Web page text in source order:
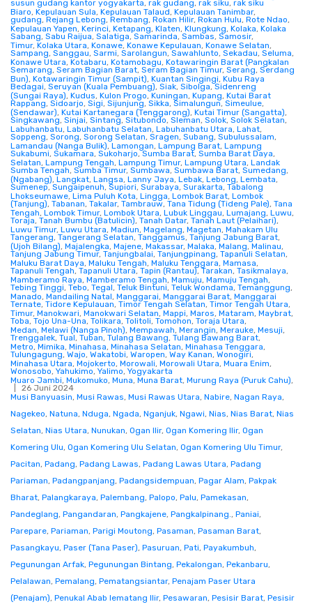
susun gudang kantor yogyakarta, rak gudang, rak siku, rak siku
gudang, Rejang Lebong, Rembang, Rokan Hilir, Rokan Hulu, Rote Ndao,
Sabang, Sabu Raijua, Salatiga, Samarinda, Sambas, Samosir,
Sampang, Sanggau, Sarmi, Sarolangun, Sawahlunto, Sekadau, Seluma,
Semarang, Seram Bagian Barat, Seram Bagian Timur, Serang, Serdang
Bedagai, Seruyan (Kuala Pembuang), Siak, Sibolga,Sidenreng
Rappang, Sidoarjo, Sigi, Sijunjung, Sikka, Simalungun, Simeulue,
Singkawang, Sinjai, Sintang, Situbondo, Sleman, Solok, Solok Selatan,
Soppeng, Sorong, Sorong Selatan, Sragen, Subang, Subulussalam,
Sukabumi, Sukamara, Sukoharjo,Sumba Barat, Sumba Barat Daya,
Sumba Tengah, Sumba Timur, Sumbawa, Sumbawa Barat, Sumedang,
Sumenep, Sungaipenuh, Supiori, Surabaya, Surakarta, Tabalong
(Tanjung), Tabanan, Takalar, Tambrauw, Tana Tidung (Tideng Pale), Tana
Toraja, Tanah Bumbu (Batulicin), Tanah Datar, Tanah Laut (Pelaihari),
Tangerang, Tangerang Selatan, Tanggamus, Tanjung Jabung Barat,
Tanjung Jabung Timur, Tanjungbalai, Tanjungpinang, Tapanuli Selatan,
Tapanuli Tengah, Tapanuli Utara, Tapin (Rantau),Tarakan, Tasikmalaya,
Tebing Tinggi, Tebo, Tegal, Teluk Bintuni, Teluk Wondama, Temanggung,
Ternate, Tidore Kepulauan, Timor Tengah Selatan, Timor Tengah Utara,
Toba, Tojo Una-Una, Tolikara, Tolitoli, Tomohon, Toraja Utara,
Trenggalek, Tual, Tuban, Tulang Bawang, Tulang Bawang Barat,
Tulungagung, Wajo, Wakatobi, Waropen, Way Kanan, Wonogiri,
Wonosobo, Yahukimo, Yalimo, Yogyakarta
26 Juni 2024
Biaro, Kepulauan Sula, Kepulauan Talaud, Kepulauan Tanimbar,
Kepulauan Yapen, Kerinci, Ketapang, Klaten, Klungkung, Kolaka, Kolaka
Timur, Kolaka Utara, Konawe, Konawe Kepulauan, Konawe Selatan,
Konawe Utara, Kotabaru, Kotamobagu, Kotawaringin Barat (Pangkalan
Bun), Kotawaringin Timur (Sampit), Kuantan Singingi, Kubu Raya
(Sungai Raya), Kudus, Kulon Progo, Kuningan, Kupang, Kutai Barat
(Sendawar), Kutai Kartanegara (Tenggarong), Kutai Timur (Sangatta),
Labuhanbatu, Labuhanbatu Selatan, Labuhanbatu Utara, Lahat,
Lamandau (Nanga Bulik), Lamongan, Lampung Barat, Lampung
Selatan, Lampung Tengah, Lampung Timur, Lampung Utara, Landak
(Ngabang), Langkat, Langsa, Lanny Jaya, Lebak, Lebong, Lembata,
Lhokseumawe, Lima Puluh Kota, Lingga, Lombok Barat, Lombok
Tengah, Lombok Timur, Lombok Utara, Lubuk Linggau, Lumajang, Luwu,
Luwu Timur, Luwu Utara, Madiun, Magelang, Magetan, Mahakam Ulu
(Ujoh Bilang), Majalengka, Majene, Makassar, Malaka, Malang, Malinau,
Maluku Barat Daya, Maluku Tengah, Maluku Tenggara, Mamasa,
Mamberamo Raya, Mamberamo Tengah, Mamuju, Mamuju Tengah,
Manado, Mandailing Natal, Manggarai, Manggarai Barat, Manggarai
Timur, Manokwari, Manokwari Selatan, Mappi, Maros, Mataram, Maybrat,
Medan, Melawi (Nanga Pinoh), Mempawah, Merangin, Merauke, Mesuji,
Metro, Mimika, Minahasa, Minahasa Selatan, Minahasa Tenggara,
Minahasa Utara, Mojokerto, Morowali, Morowali Utara, Muara Enim,
Muaro Jambi, Mukomuko, Muna, Muna Barat, Murung Raya (Puruk Cahu),
Musi Banyuasin, Musi Rawas, Musi Rawas Utara, Nabire, Nagan Raya,
Nagekeo, Natuna, Nduga, Ngada, Nganjuk, Ngawi, Nias, Nias Barat, Nias
Selatan, Nias Utara, Nunukan, Ogan Ilir, Ogan Komering Ilir, Ogan
Komering Ulu, Ogan Komering Ulu Selatan, Ogan Komering Ulu Timur,
Pacitan, Padang, Padang Lawas, Padang Lawas Utara, Padang
Pariaman, Padangpanjang, Padangsidempuan, Pagar Alam, Pakpak
Bharat, Palangkaraya, Palembang, Palopo, Palu, Pamekasan,
Pandeglang, Pangandaran, Pangkajene, Pangkalpinang., Paniai,
Parepare, Pariaman, Parigi Moutong, Pasaman, Pasaman Barat,
Pasangkayu, Paser (Tana Paser), Pasuruan, Pati, Payakumbuh,
Pegunungan Arfak, Pegunungan Bintang, Pekalongan, Pekanbaru,
Pelalawan, Pemalang, Pematangsiantar, Penajam Paser Utara
(Penajam), Penukal Abab lematang Ilir, Pesawaran, Pesisir Barat, Pesisir